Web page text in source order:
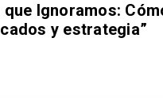
Ignoramos:
y estrategia”